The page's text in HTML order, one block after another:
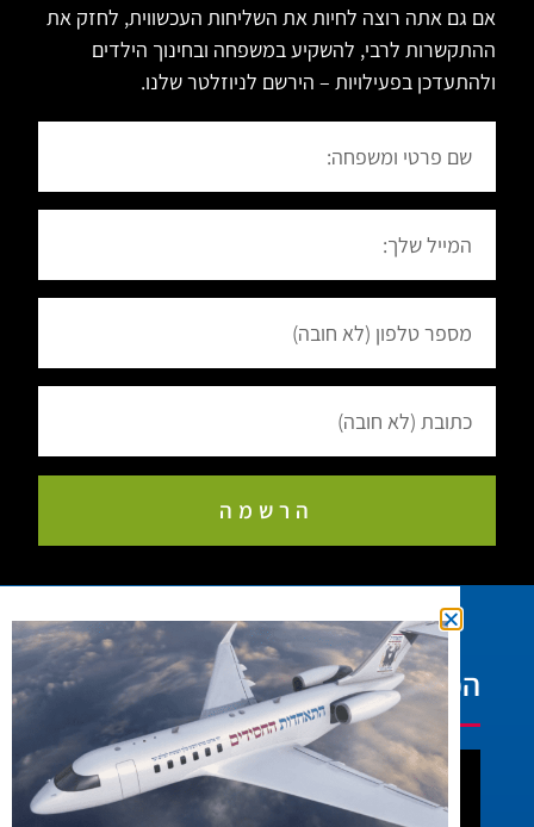
אם גם אתה רוצה לחיות את השליחות העכשווית, לחזק את
ההתקשרות לרבי, להשקיע במשפחה ובחינוך הילדים
ולהתעדכן בפעילויות – הירשם לניוזלטר שלנו.
הרשמה
הפעילות בוידאו: